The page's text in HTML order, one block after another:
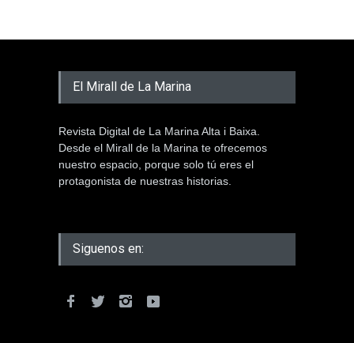
El Mirall de La Marina
Revista Digital de La Marina Alta i Baixa.
Desde el Mirall de la Marina te ofrecemos
nuestro espacio, porque solo tú eres el
protagonista de nuestras historias.
Siguenos en: